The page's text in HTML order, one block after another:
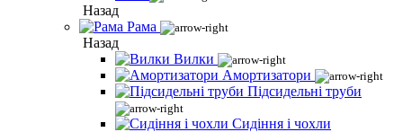
Назад
Рама
Назад
Вилки
Амортизатори
Підсидельні труби
Сидіння і чохли